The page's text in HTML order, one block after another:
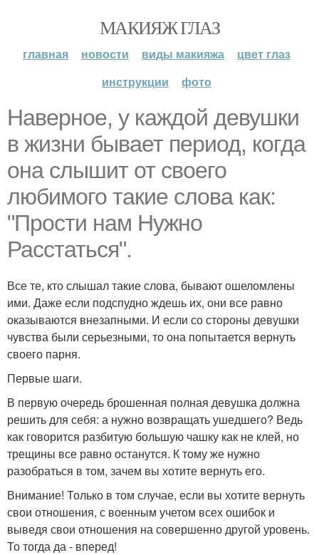
МАКИЯЖ ГЛАЗ
главная новости виды макияжа
цвет глаз
инструкции
фото
Наверное, у каждой девушки
в жизни бывает период, когда
она слышит от своего
любимого такие слова как:
"Прости нам Нужно
Расстаться".
Все те, кто слышал такие слова, бывают ошеломлены
ими. Даже если подспудно ждешь их, они все равно
оказываются внезапными. И если со стороны девушки
чувства были серьезными, то она попытается вернуть
своего парня.
Первые шаги.
В первую очередь брошенная полная девушка должна
решить для себя: а нужно возвращать ушедшего? Ведь
как говорится разбитую большую чашку как не клей, но
трещины все равно останутся. К тому же нужно
разобраться в том, зачем вы хотите вернуть его.
Внимание! Только в том случае, если вы хотите вернуть
свои отношения, с военным учетом всех ошибок и
выведя свои отношения на совершенно другой уровень.
То тогда да - вперед!